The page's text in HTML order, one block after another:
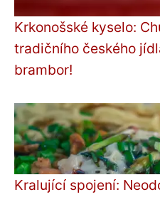
Krkonošské kyselo:
tradičního českého
brambor!
Kralující spojení: